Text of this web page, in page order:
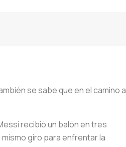
se sabe que en el camino a
recibió un balón en tres
giro para enfrentar la